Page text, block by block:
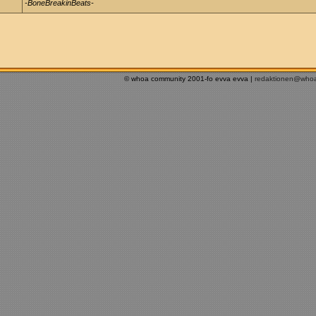
-BoneBreakinBeats-
© whoa community 2001-fo evva evva |